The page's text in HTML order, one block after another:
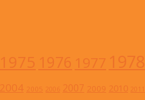
1975 1976 1977 1978
2004 2005 2006 2007 2009 2010 2011